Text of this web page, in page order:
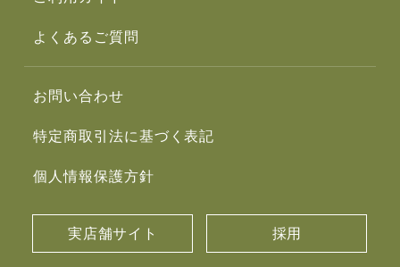
よくあるご質問
お問い合わせ
特定商取引法に基づく表記
個人情報保護方針
実店舗サイト 採用